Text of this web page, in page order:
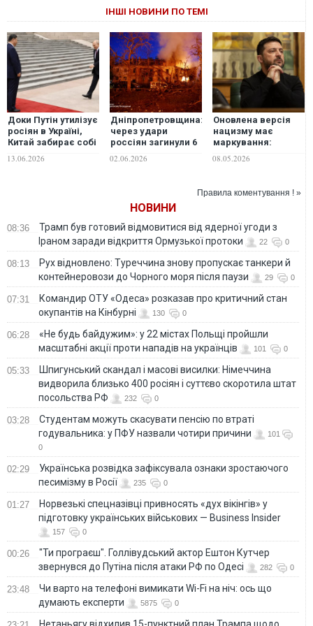
ІНШІ НОВИНИ ПО ТЕМІ
Доки Путін утилізує
росіян в Україні,
Китай забирає собі
Далекий Схід без
бою, - The Hill
13.06.2026
Дніпропетровщина:
через удари
россіян загинули 6
людей, з них – 1
рятувальник, ще 36
02.06.2026
Оновлена версія
нацизму має
маркування:
"сделано в
России", -
08.05.2026
Правила коментування ! »
НОВИНИ
08:36
Трамп був готовий відмовитися від ядерної угоди з
Іраном заради відкриття Ормузької протоки
22 0
08:13
Рух відновлено: Туреччина знову пропускає танкери й
контейнеровози до Чорного моря після паузи
29 0
07:31
Командир ОТУ «Одеса» розказав про критичний стан
окупантів на Кінбурні
130 0
06:28
«Не будь байдужим»: у 22 містах Польщі пройшли
масштабні акції проти нападів на українців
101 0
05:33
Шпигунський скандал і масові висилки: Німеччина
видворила близько 400 росіян і суттєво скоротила штат
посольства РФ
232 0
03:28
Студентам можуть скасувати пенсію по втраті
годувальника: у ПФУ назвали чотири причини
101
0
02:29
Українська розвідка зафіксувала ознаки зростаючого
песимізму в Росії
235 0
01:27
Норвезькі спецназівці привносять «дух вікінгів» у
підготовку українських військових — Business Insider
157 0
00:26
"Ти програєш". Голлівудський актор Ештон Кутчер
звернувся до Путіна після атаки РФ по Одесі
282 0
23:48
Чи варто на телефонi вимикати Wi-Fi на ніч: ось що
думають експерти
5875 0